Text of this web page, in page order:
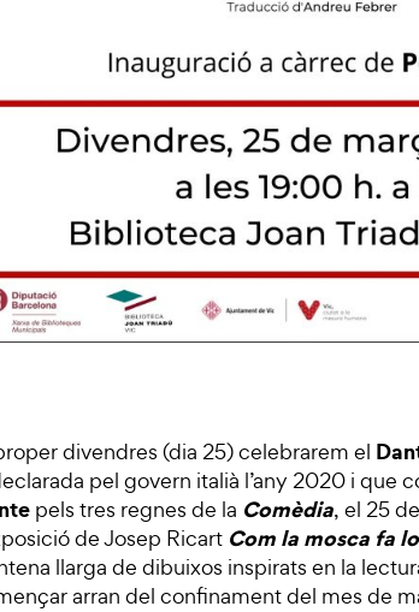
divendres (dia 25) celebrarem el
pel govern italià l’any 2020 i que
pels tres regnes de la Comèdia, el 25
de Josep Ricart Com la mosca fa
llarga de dibuixos inspirats en la
arran del confinament del mes de